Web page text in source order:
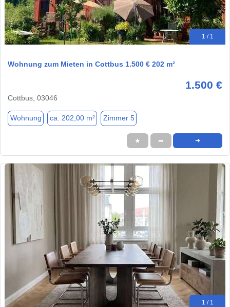
1 / 1
Wohnung zum Mieten in Cottbus 1.500 € 202 m²
1.500 €
Cottbus, 03046
Wohnung ca. 202,00 m² Zimmer 5
★ ➦ ➜
1 / 1